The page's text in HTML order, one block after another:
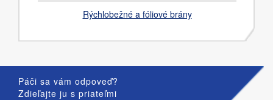
Rýchlobežné a fóliové brány
Páči sa vám odpoveď?
Zdieľajte ju s priateľmi